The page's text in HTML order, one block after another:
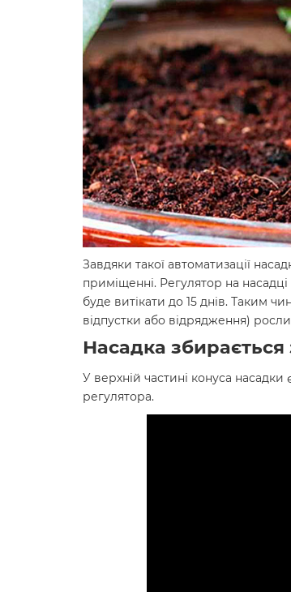
Завдяки такої автоматизації
приміщенні. Регулятор на
буде витікати до 15 днів. Таким
відпустки або відрядження)
Насадка збирається
У верхній частині конуса
регулятора.